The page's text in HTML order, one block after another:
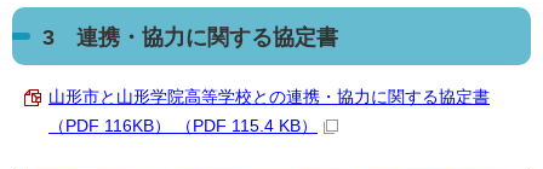
3 連携・協力に関する協定書
山形市と山形学院高等学校との連携・協力に関する協定書
（PDF 116KB） （PDF 115.4 KB）